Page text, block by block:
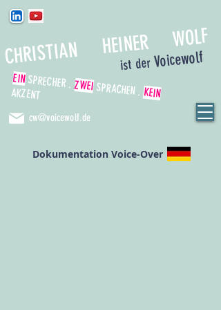
CHRISTIAN HEINER WOLF
EINSPRECHER .ZWEISPRACHEN .KEIN
AKZENT
ist der Voicewolf
cw@voicewolf.de
Dokumentation Voice-Over